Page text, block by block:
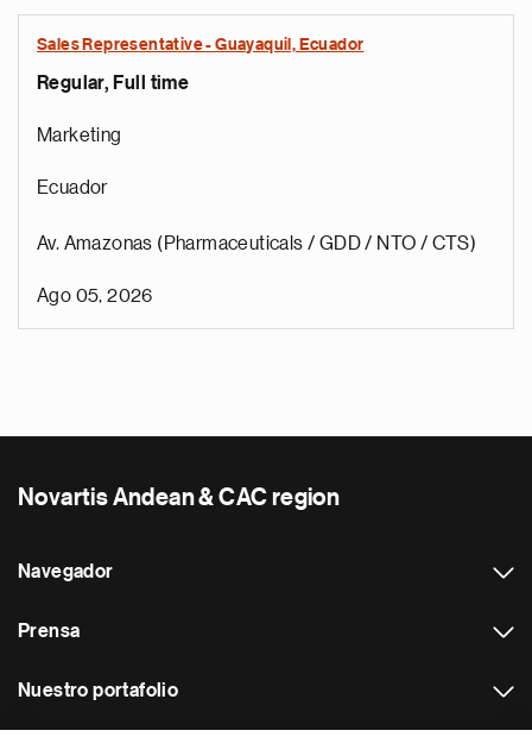
Sales Representative - Guayaquil, Ecuador
Regular, Full time
Marketing
Ecuador
Av. Amazonas (Pharmaceuticals / GDD / NTO / CTS)
Ago 05, 2026
Novartis Andean & CAC region
Navegador
Prensa
Nuestro portafolio